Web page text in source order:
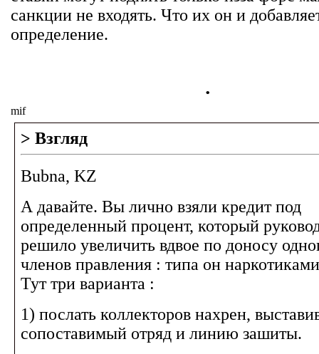
санкции не входять. Что их он и
определение.
.
mif
> Взгляд
Bubna, KZ
А давайте. Вы лично взяли кредит под
определенный процент, который
решило увеличить вдвое по доносу
членов правления : типа он
Тут три варианта :
1) послать коллекторов нахрен,
сопоставимый отряд и линию зашиты.